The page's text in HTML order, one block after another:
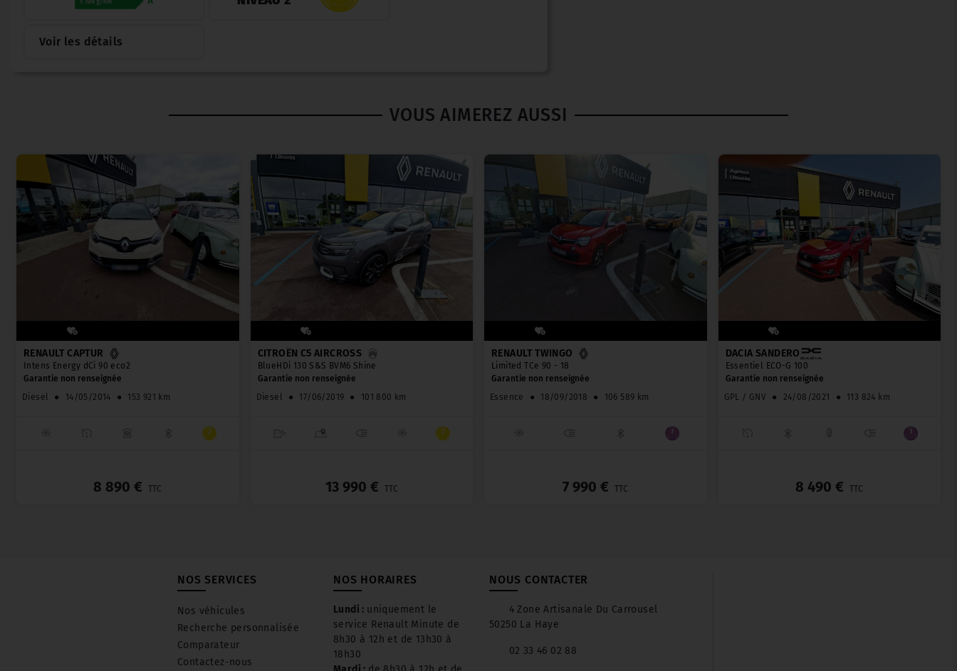
Voir les détails
VOUS AIMEREZ AUSSI
RENAULT CAPTUR
Intens Energy dCi 90 eco2
Garantie non renseignée
Diesel
● 14/05/2014 ● 153 921 km
8 890 € TTC
CITROËN C5 AIRCROSS
BlueHDi 130 S&S BVM6 Shine
Garantie non renseignée
Diesel
● 17/06/2019 ● 101 800 km
13 990 € TTC
RENAULT TWINGO
Limited TCe 90 - 18
Garantie non renseignée
Essence
● 18/09/2018 ● 106 589 km
7 990 € TTC
DACIA SANDERO
Essentiel ECO-G 100
Garantie non renseignée
GPL / GNV
● 24/08/2021 ● 113 824 km
8 490 € TTC
NOS SERVICES
Nos véhicules
Recherche personnalisée
Comparateur
Contactez-nous
NOS HORAIRES
Lundi : uniquement le
service Renault Minute de
8h30 à 12h et de 13h30 à
18h30
NOUS CONTACTER
4 Zone Artisanale Du Carrousel
50250 La Haye
02 33 46 02 88